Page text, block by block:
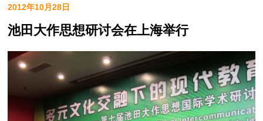
2012年10月28日
池田大作思想研讨会在上海举行